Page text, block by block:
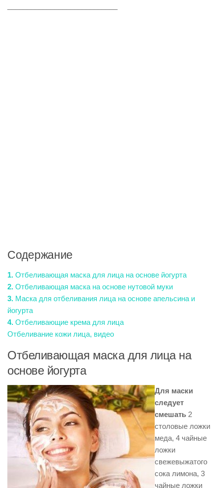
Содержание
1. Отбеливающая маска для лица на основе йогурта
2. Отбеливающая маска на основе нутовой муки
3. Маска для отбеливания лица на основе апельсина и
йогурта
4. Отбеливающие крема для лица
Отбеливание кожи лица, видео
Отбеливающая маска для лица на
основе йогурта
Для маски
следует
смешать 2
столовые ложки
меда, 4 чайные
ложки
свежевыжатого
сока лимона, 3
чайные ложки